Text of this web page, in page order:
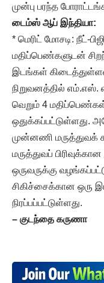
முன்பு பரந்த
டைம்ஸ் ஆப் இந்தியா:
* மெரிட் மோசடி: நீட்-
மதிப்பெண்களுடன்
இடங்கள்
நிறுவனத்தில் எம்.எஸ்.
வெறும் 4
ஒதுக்கப்பட்டுள்ளது.
முன்னணி மருத்துவக்
மருத்துவப்
ஒருவருக்கு
சிகிச்சைக்கான ஒரு
நிரப்பப்பட்டுள்ளது.
– குடந்தை கருணா